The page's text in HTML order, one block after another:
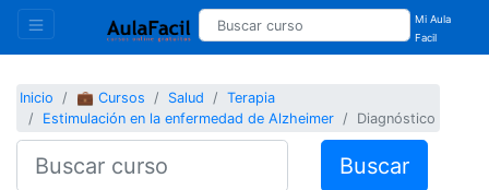
Mi Aula
Facil
Inicio 💼 Cursos Salud
Terapia
Estimulación en la enfermedad de Alzheimer
Diagnóstico
Buscar